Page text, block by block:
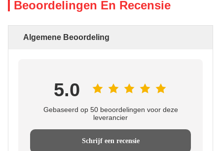
Beoordelingen En Recensie
Algemene Beoordeling
5.0
Gebaseerd op 50 beoordelingen voor deze
leverancier
Schrijf een recensie